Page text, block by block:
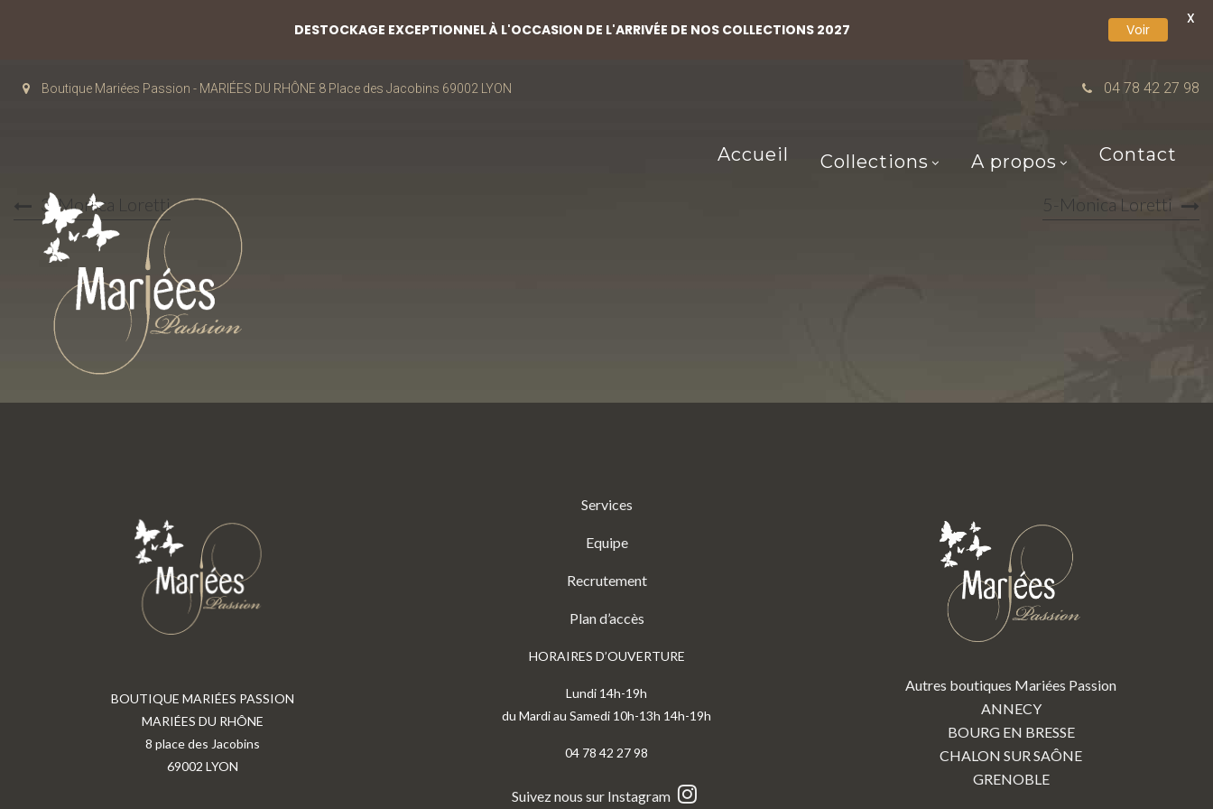
Boutique Mariées Passion - MARIÉES DU RHÔNE 8 Place des Jacobins 69002 LYON 04 78 42 27 98
Accueil Collections A propos Contact
3-Monica Loretti 5-Monica Loretti
BOUTIQUE MARIÉES PASSION
MARIÉES DU RHÔNE
8 place des Jacobins
69002 LYON
Services
Equipe
Recrutement
Plan d’accès
HORAIRES D’OUVERTURE
Lundi 14h-19h
du Mardi au Samedi 10h-13h 14h-19h
04 78 42 27 98
Suivez nous sur Instagram
Autres boutiques Mariées Passion
ANNECY
BOURG EN BRESSE
CHALON SUR SAÔNE
GRENOBLE
DESTOCKAGE EXCEPTIONNEL À L'OCCASION DE L'ARRIVÉE DE NOS COLLECTIONS 2027 Voir
X